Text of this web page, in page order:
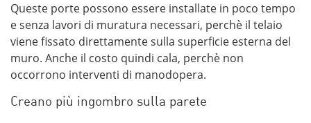
Queste porte possono essere installate in poco tempo
e senza lavori di muratura necessari, perchè il telaio
viene fissato direttamente sulla superficie esterna del
muro. Anche il costo quindi cala, perchè non
occorrono interventi di manodopera.
Creano più ingombro sulla parete